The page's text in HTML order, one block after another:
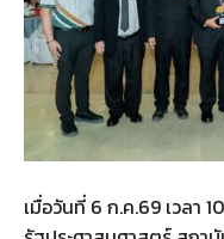
เมื่อวันที่ 6 ก.ค.69 เวลา